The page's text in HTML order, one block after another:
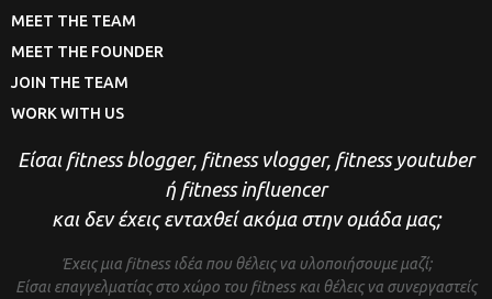
MEET THE TEAM
MEET THE FOUNDER
JOIN THE TEAM
WORK WITH US
Είσαι fitness blogger, fitness vlogger, fitness youtuber
ή fitness influencer
και δεν έχεις ενταχθεί ακόμα στην ομάδα μας;
Έχεις μια fitness ιδέα που θέλεις να υλοποιήσουμε μαζί;
Είσαι επαγγελματίας στο χώρο του fitness και θέλεις να συνεργαστείς